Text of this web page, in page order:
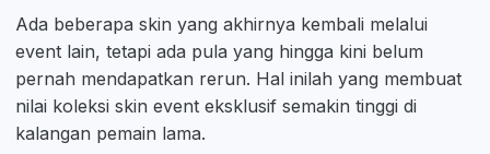
Ada beberapa skin yang akhirnya kembali melalui
event lain, tetapi ada pula yang hingga kini belum
pernah mendapatkan rerun. Hal inilah yang membuat
nilai koleksi skin event eksklusif semakin tinggi di
kalangan pemain lama.